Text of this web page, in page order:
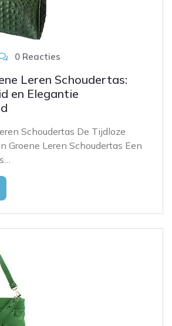
0 Reacties
Leren Schoudertas:
en Elegantie
Schoudertas De Tijdloze
Groene Leren Schoudertas Een